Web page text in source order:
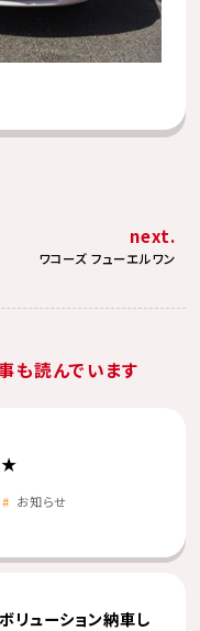
next.
ワコーズ フューエルワン
も読んでいます
★
お知らせ
リューション納車し